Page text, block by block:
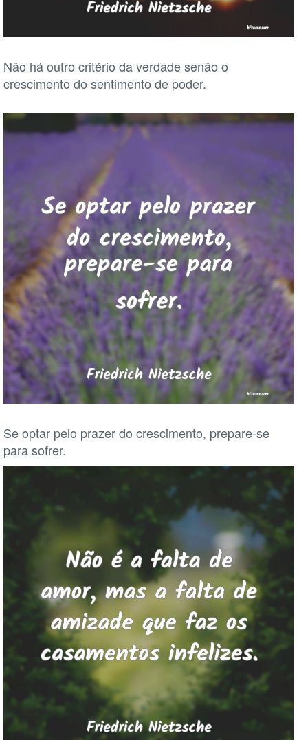
Não há outro critério da verdade senão o
crescimento do sentimento de poder.
Se optar pelo prazer do crescimento, prepare-se
para sofrer.